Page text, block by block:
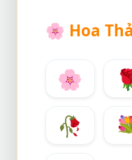
🌸 Hoa
🌸
🥀